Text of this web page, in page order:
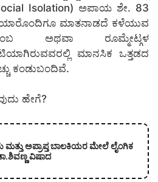
Isolation) ಅಪಾಯ ಶೇ. 83
ಯಾರೊಂದಿಗೂ ಮಾತನಾಡದೆ ಕಳೆಯುವ
ಅಥವಾ ರೂಮ್ಮೇಟ್ಗಳ
ಮಾನಸಿಕ ಒತ್ತಡದ
ಕಂಡುಬಂದಿವೆ.
ಹೇಗೆ?
ಅಪ್ರಾಪ್ತ ಬಾಲಕಿಯರ ಮೇಲೆ ಲೈಂಗಿಕ
ವಿಷಾದ